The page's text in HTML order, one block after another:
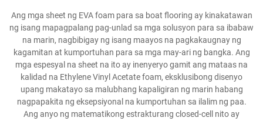
Ang mga sheet ng EVA foam para sa boat flooring ay kinakatawan
ng isang mapagpalang pag-unlad sa mga solusyon para sa ibabaw
na marin, nagbibigay ng isang maayos na pagkakaugnay ng
kagamitan at kumportuhan para sa mga may-ari ng bangka. Ang
mga espesyal na sheet na ito ay inenyeryo gamit ang mataas na
kalidad na Ethylene Vinyl Acetate foam, eksklusibong disenyo
upang makatayo sa malubhang kapaligiran ng marin habang
nagpapakita ng eksepsiyonal na kumportuhan sa ilalim ng paa.
Ang anyo ng matematikong estrakturang closed-cell nito ay